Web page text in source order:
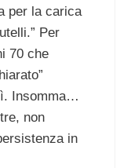
per la carica
Per
70 che
Insomma…
non
in